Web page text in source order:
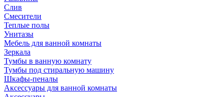
Слив
Смесители
Теплые полы
Унитазы
Мебель для ванной комнаты
Зеркала
Тумбы в ванную комнату
Тумбы под стиральную машину
Шкафы-пеналы
Аксессуары для ванной комнаты